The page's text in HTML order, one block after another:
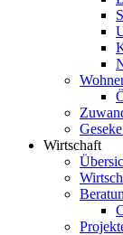
Wirtschaft